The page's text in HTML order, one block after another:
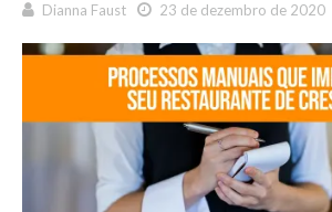
Dianna Faust 23 de dezembro de 2020